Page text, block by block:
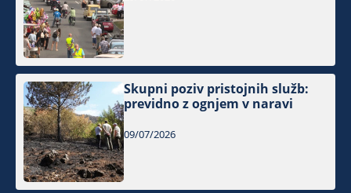
Skupni poziv pristojnih služb:
previdno z ognjem v naravi
09/07/2026